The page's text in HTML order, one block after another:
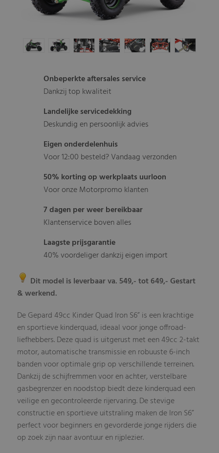
Onbeperkte aftersales service
Dankzij top kwaliteit
Landelijke servicedekking
Deskundig en persoonlijk advies
Eigen onderdelenhuis
Voor 12:00 besteld? Vandaag verzonden
50% korting op werkplaats uurloon
Voor onze Motorpromo klanten
7 dagen per weer bereikbaar
Klantenservice boven alles
Laagste prijsgarantie
40% voordeliger dankzij eigen import
Dit model is leverbaar va. 549,- tot 649,- Gestart
& werkend.
De Gepard 49cc Kinder Quad Iron S6” is een krachtige
en sportieve kinderquad, ideaal voor jonge offroad-
liefhebbers. Deze quad is uitgerust met een 49cc 2-takt
motor, automatische transmissie en robuuste 6-inch
banden voor optimale grip op verschillende terreinen.
Dankzij de schijfremmen voor en achter, verstelbare
gasbegrenzer en noodstop biedt deze kinderquad een
veilige en gecontroleerde rijervaring. De stevige
constructie en sportieve uitstraling maken de Iron S6”
perfect voor beginners en gevorderde jonge rijders die
op zoek zijn naar avontuur en rijplezier.